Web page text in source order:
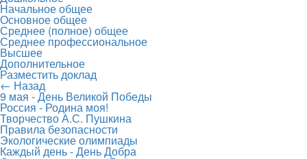
Начальное общее
Основное общее
Среднее (полное) общее
Среднее профессиональное
Высшее
Дополнительное
Разместить доклад
← Назад
9 мая - День Великой Победы
Россия - Родина моя!
Творчество А.С. Пушкина
Правила безопасности
Экологические олимпиады
Каждый день - День Добра